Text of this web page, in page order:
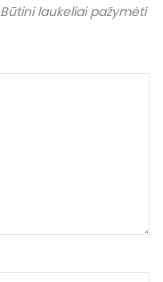
Būtini laukeliai pažymėti